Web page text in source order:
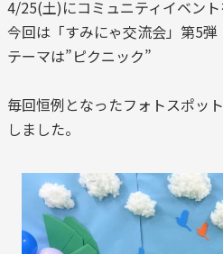
4/25(土)にコミュニティイベント
今回は「すみにゃ交流会」第5弾
テーマは”ピクニック”
毎回恒例となったフォトスポッ
しました。